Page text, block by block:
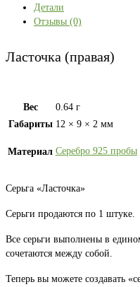
Детали
Отзывы (0)
Ласточка (правая)
Вес
0.64 г
Габариты 12 × 9 × 2 мм
Материал Серебро 925 пробы
Серьга «Ласточка»
Серьги продаются по 1 штуке.
Все серьги выполнены в
сочетаются между собой.
Теперь вы можете создавать